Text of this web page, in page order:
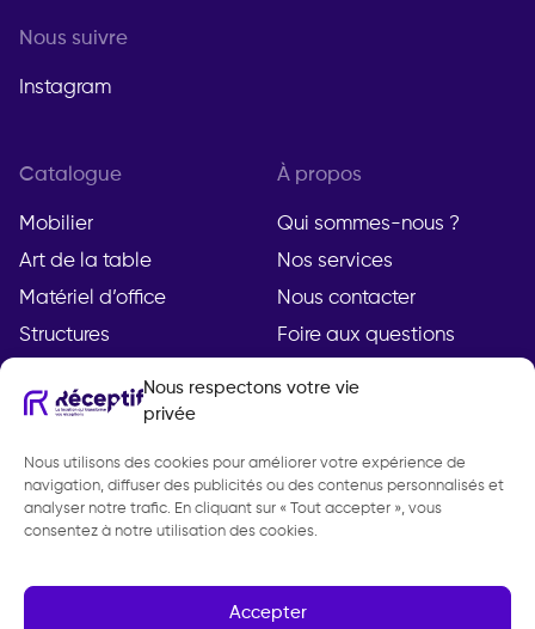
Nous respectons votre vie
privée
Nous utilisons des cookies pour améliorer votre expérience de
navigation, diffuser des publicités ou des contenus personnalisés et
analyser notre trafic. En cliquant sur « Tout accepter », vous
consentez à notre utilisation des cookies.
Accepter
Nous suivre
Instagram
Catalogue
Mobilier
Art de la table
Matériel d’office
Structures
À propos
Qui sommes-nous ?
Nos services
Nous contacter
Foire aux questions
Compte
Mon compte
Demande de devis
Mentions légales
Politique de
confidentialité
Gestion des cookies